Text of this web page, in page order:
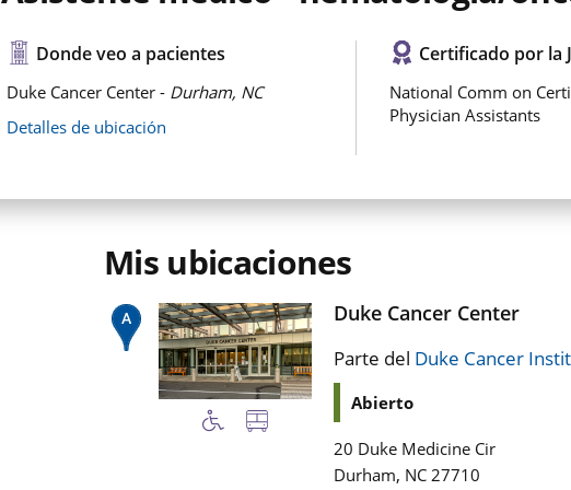
Donde veo a pacientes
Duke Cancer Center - Durham, NC
Detalles de ubicación
Certificado por la
National Comm on
Physician Assistants
Mis ubicaciones
Duke Cancer Center
Parte del Duke Cancer
Abierto
20 Duke Medicine Cir
Durham, NC 27710